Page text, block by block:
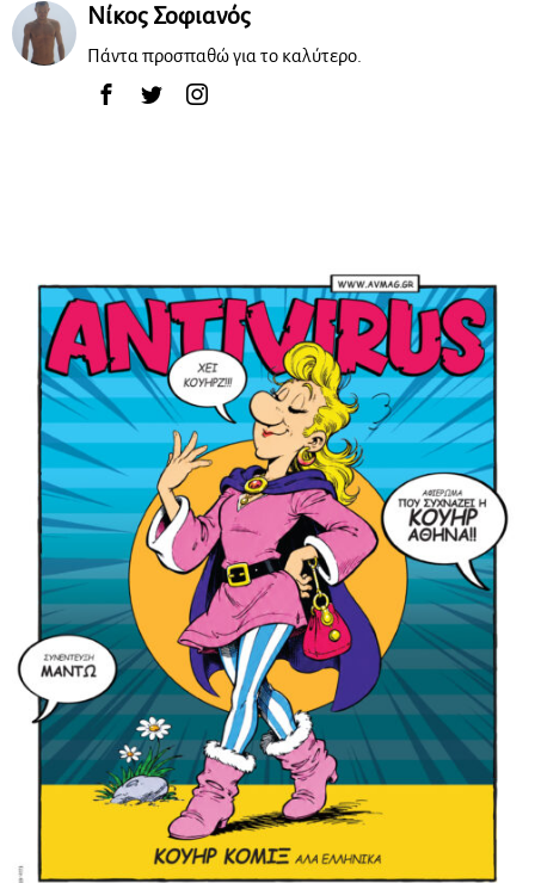
Νίκος Σοφιανός
Πάντα προσπαθώ για το καλύτερο.